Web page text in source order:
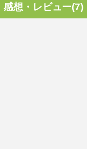
感想・レビュー(7)